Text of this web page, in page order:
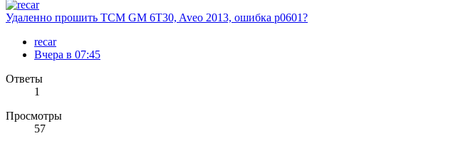
Удаленно прошить TCM GM 6T30, Aveo 2013, ошибка p0601?
recar
Вчера в 07:45
Ответы
1
Просмотры
57